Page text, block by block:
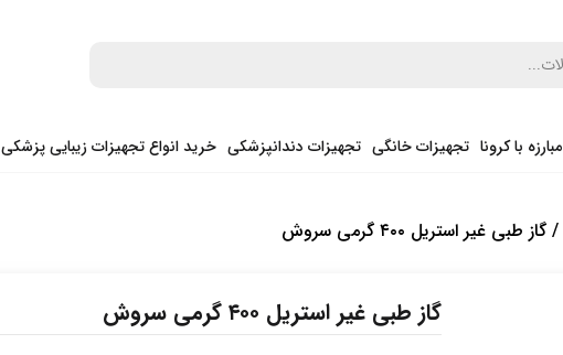
مبارزه با کرونا تجهیزات خانگی تجهیزات دندانپزشکی خرید انواع تجهیزات زیبایی پزشکی
/ گاز طبی غیر استریل ۴۰۰ گرمی سروش
گاز طبی غیر استریل ۴۰۰ گرمی سروش